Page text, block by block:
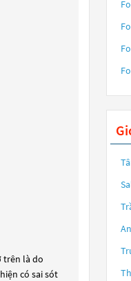
trên là do
có sai sót